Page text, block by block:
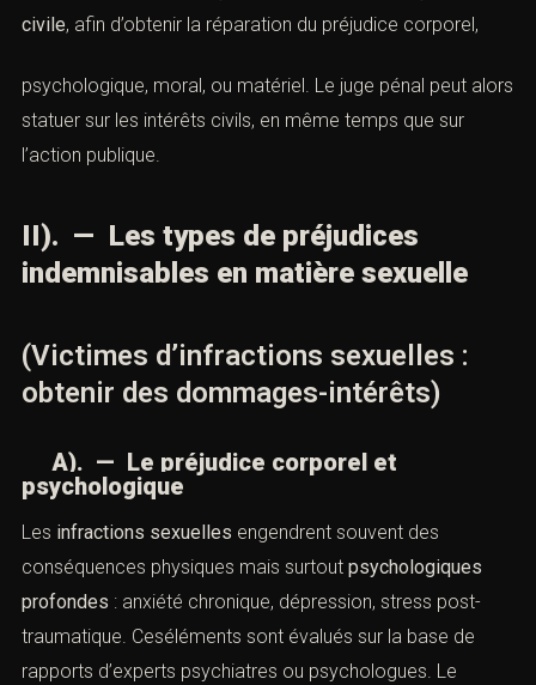
civile, afin d’obtenir la réparation du préjudice corporel,
psychologique, moral, ou matériel. Le juge pénal peut alors
statuer sur les intérêts civils, en même temps que sur
l’action publique.
II). — Les types de préjudices
indemnisables en matière sexuelle
(Victimes d’infractions sexuelles :
obtenir des dommages-intérêts)
A). — Le préjudice corporel et
psychologique
Les infractions sexuelles engendrent souvent des
conséquences physiques mais surtout psychologiques
profondes : anxiété chronique, dépression, stress post-
traumatique. Ceséléments sont évalués sur la base de
rapports d’experts psychiatres ou psychologues. Le